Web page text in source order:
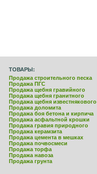
ТОВАРЫ:
Продажа строительного песка
Продажа ПГС
Продажа щебня гравийного
Продажа щебня гранитного
Продажа щебня известнякового
Продажа доломита
Продажа боя бетона и кирпича
Продажа асфальтной крошки
Продажа гравия природного
Продажа керамзита
Продажа цемента в мешках
Продажа почвосмеси
Продажа торфа
Продажа навоза
Продажа грунта